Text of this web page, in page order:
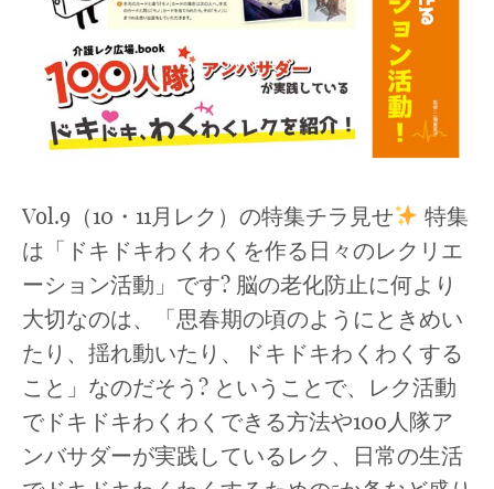
Vol.9（10・11月レク）の特集チラ見せ
特集
は「ドキドキわくわくを作る日々のレクリエ
ーション活動」です? 脳の老化防止に何より
大切なのは、「思春期の頃のようにときめい
たり、揺れ動いたり、ドキドキわくわくする
こと」なのだそう? ということで、レク活動
でドキドキわくわくできる方法や100人隊ア
ンバサダーが実践しているレク、日常の生活